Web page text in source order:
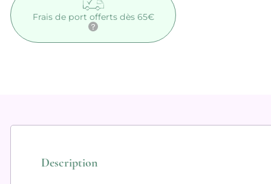
Frais de port offerts dès 65€
Description